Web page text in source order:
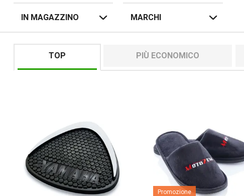
IN MAGAZZINO MARCHI
TOP PIÙ ECONOMICO
Promozione